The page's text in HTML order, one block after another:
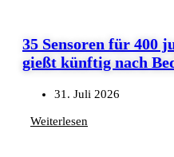
35 Sensoren für 400
gießt künftig nach
31. Juli 2026
Weiterlesen